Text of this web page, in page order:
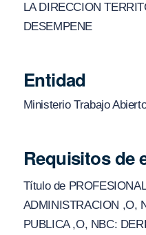
LA DIRECCION
DESEMPENE
Entidad
Ministerio Trabajo
Requisitos de
Título de
ADMINISTRACION ,O,
PUBLICA ,O, NBC: